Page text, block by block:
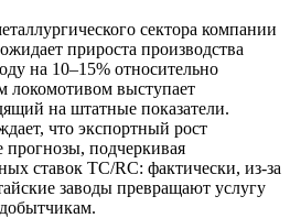
сектора компании
прироста производства
на 10–15% относительно
выступает
на штатные показатели.
что экспортный рост
подчеркивая
ставок TC/RC: фактически, из-за
заводы превращают услугу